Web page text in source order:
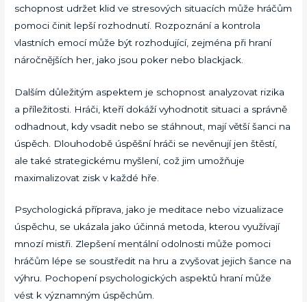
schopnost udržet klid ve stresových situacích může hráčům
pomoci činit lepší rozhodnutí. Rozpoznání a kontrola
vlastních emocí může být rozhodující, zejména při hraní
náročnějších her, jako jsou poker nebo blackjack.
Dalším důležitým aspektem je schopnost analyzovat rizika
a příležitosti. Hráči, kteří dokáží vyhodnotit situaci a správně
odhadnout, kdy vsadit nebo se stáhnout, mají větší šanci na
úspěch. Dlouhodobě úspěšní hráči se nevěnují jen štěstí,
ale také strategickému myšlení, což jim umožňuje
maximalizovat zisk v každé hře.
Psychologická příprava, jako je meditace nebo vizualizace
úspěchu, se ukázala jako účinná metoda, kterou využívají
mnozí mistři. Zlepšení mentální odolnosti může pomoci
hráčům lépe se soustředit na hru a zvyšovat jejich šance na
výhru. Pochopení psychologických aspektů hraní může
vést k významným úspěchům.